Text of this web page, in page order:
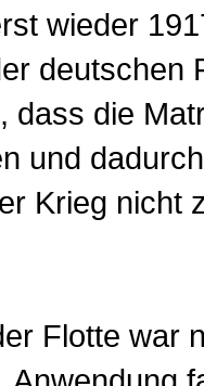
wieder
deutschen
dass die
und
Krieg nicht
Flotte war